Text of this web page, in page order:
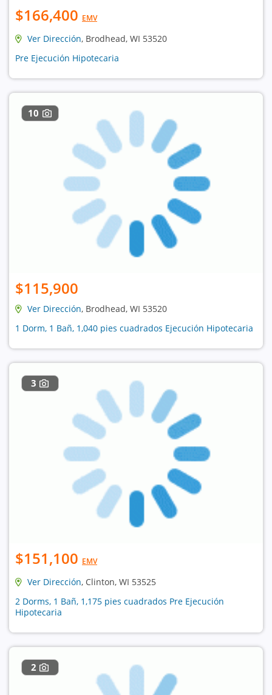
$166,400 EMV
Ver Dirección, Brodhead, WI 53520
Pre Ejecución Hipotecaria
10
$115,900
Ver Dirección, Brodhead, WI 53520
1 Dorm, 1 Bañ, 1,040 pies cuadrados Ejecución Hipotecaria
3
$151,100 EMV
Ver Dirección, Clinton, WI 53525
2 Dorms, 1 Bañ, 1,175 pies cuadrados Pre Ejecución
Hipotecaria
2